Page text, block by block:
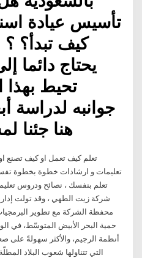
تأسيس عيادة
كيف تبدأ؟
يحتاج دائما
تحيط
جوانبه لدراسة
هنا جئنا
تعلم كيف تعمل او كيف تصنع
تعليمات و ارشادات خطوة بخطوة
تعلم بنفسك ، نصائح ودروس
محفظة الشركة مع تطوير
حمية البحر الأبيض المتوسّط، في
أنظمة الرجيم، والأكثر سهولةً على
التي تتناولها شعوب البلاد